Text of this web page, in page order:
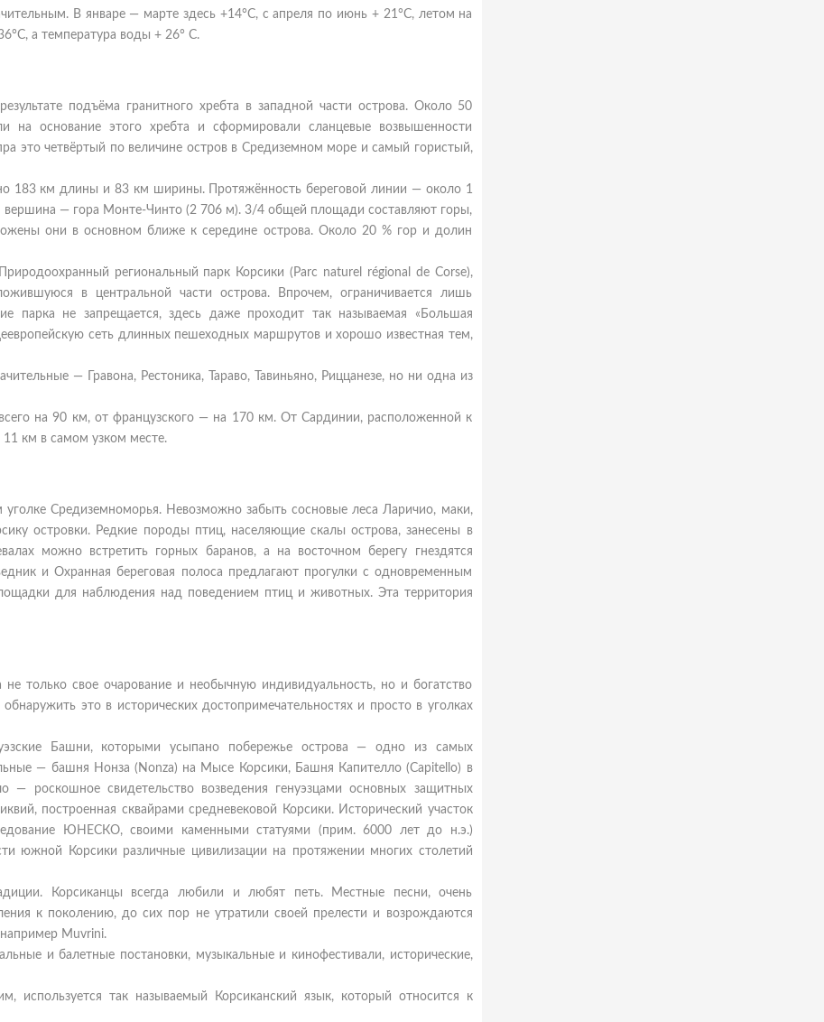
В январе — марте здесь +14°C, c апреля по июнь + 21°C, летом на
а температура воды + 26° C.
подъёма гранитного хребта в западной части острова. Около 50
на основание этого хребта и сформировали сланцевые возвышенности
это четвёртый по величине остров в Средиземном море и самый гористый,
183 км длины и 83 км ширины. Протяжённость береговой линии — около 1
— гора Монте-Чинто (2 706 м). 3/4 общей площади составляют горы,
они в основном ближе к середине острова. Около 20 % гор и долин
региональный парк Корсики (Parc naturel régional de Corse),
в центральной части острова. Впрочем, ограничивается лишь
парка не запрещается, здесь даже проходит так называемая «Большая
сеть длинных пешеходных маршрутов и хорошо известная тем,
— Гравона, Рестоника, Тараво, Тавиньяно, Риццанезе, но ни одна из
на 90 км, от французского — на 170 км. От Сардинии, расположенной к
11 км в самом узком месте.
Средиземноморья. Невозможно забыть сосновые леса Ларичио, маки,
островки. Редкие породы птиц, населяющие скалы острова, занесены в
можно встретить горных баранов, а на восточном берегу гнездятся
и Охранная береговая полоса предлагают прогулки с одновременным
для наблюдения над поведением птиц и животных. Эта территория
только свое очарование и необычную индивидуальность, но и богатство
это в исторических достопримечательностях и просто в уголках
Башни, которыми усыпано побережье острова — одно из самых
— башня Нонза (Nonza) на Мысе Корсики, Башня Капителло (Capitello) в
роскошное свидетельство возведения генуэзцами основных защитных
построенная сквайрами средневековой Корсики. Исторический участок
ЮНЕСКО, своими каменными статуями (прим. 6000 лет до н.э.)
южной Корсики различные цивилизации на протяжении многих столетий
Корсиканцы всегда любили и любят петь. Местные песни, очень
к поколению, до сих пор не утратили своей прелести и возрождаются
Muvrini.
и балетные постановки, музыкальные и кинофестивали, исторические,
используется так называемый Корсиканский язык, который относится к